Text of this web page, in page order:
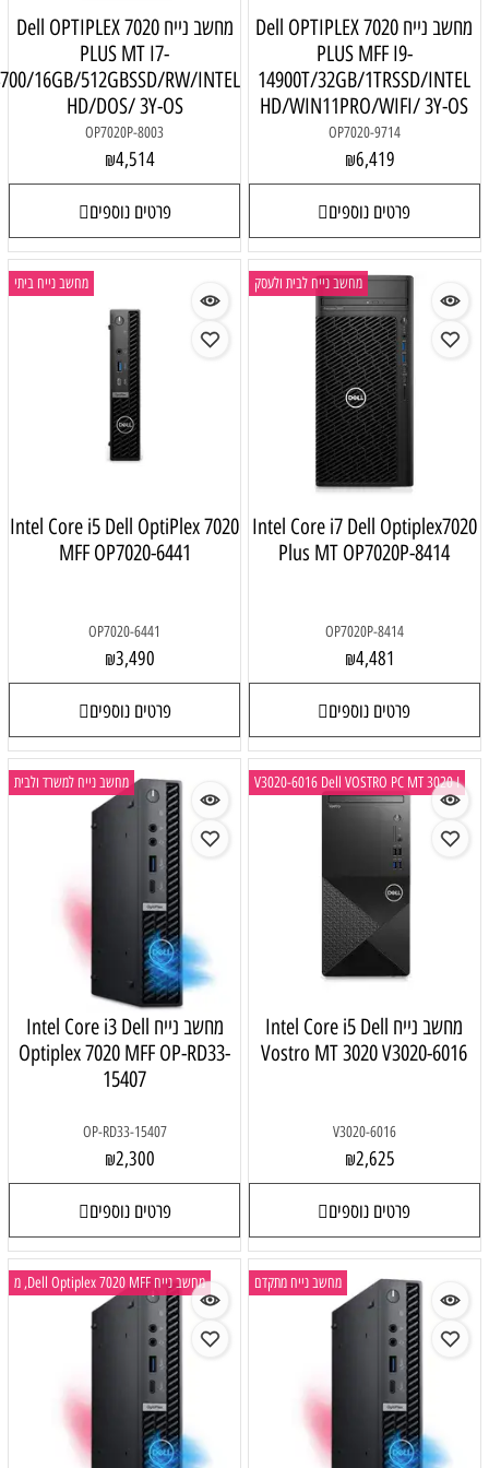
מחשב נייח Dell OPTIPLEX 7020
PLUS MFF I9-
14900T/32GB/1TRSSD/INTEL
HD/WIN11PRO/WIFI/ 3Y-OS
OP7020-9714
₪6,419
פרטים נוספים
מחשב נייח Dell OPTIPLEX 7020
PLUS MT I7-
14700/16GB/512GBSSD/RW/INTEL
HD/DOS/ 3Y-OS
OP7020P-8003
₪4,514
פרטים נוספים
מחשב נייח לבית ולעסק
Intel Core i7 Dell
Plus MT OP7020P-8414
OP7020P-8414
₪4,481
פרטים נוספים
מחשב נייח ביתי
Intel Core i5 Dell OptiPlex 7020
MFF OP7020-6441
OP7020-6441
₪3,490
פרטים נוספים
V3020-6016 Dell VOSTRO PC MT 3020 I
מחשב נייח Intel Core i5 Dell
Vostro MT 3020 V3020-6016
V3020-6016
₪2,625
פרטים נוספים
מחשב נייח למשרד ולבית
מחשב נייח Intel Core i3 Dell
Optiplex 7020 MFF OP-RD33-
15407
OP-RD33-15407
₪2,300
פרטים נוספים
מחשב נייח מתקדם מחשב נייח Dell Optiplex 7020 MFF, מ